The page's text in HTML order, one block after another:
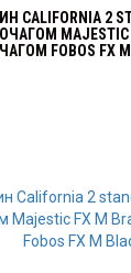
CALIFORNIA 2
MAJESTIC
FOBOS FX M